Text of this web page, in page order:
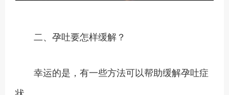
二、孕吐要怎样缓解？
幸运的是，有一些方法可以帮助缓解孕吐症
状。